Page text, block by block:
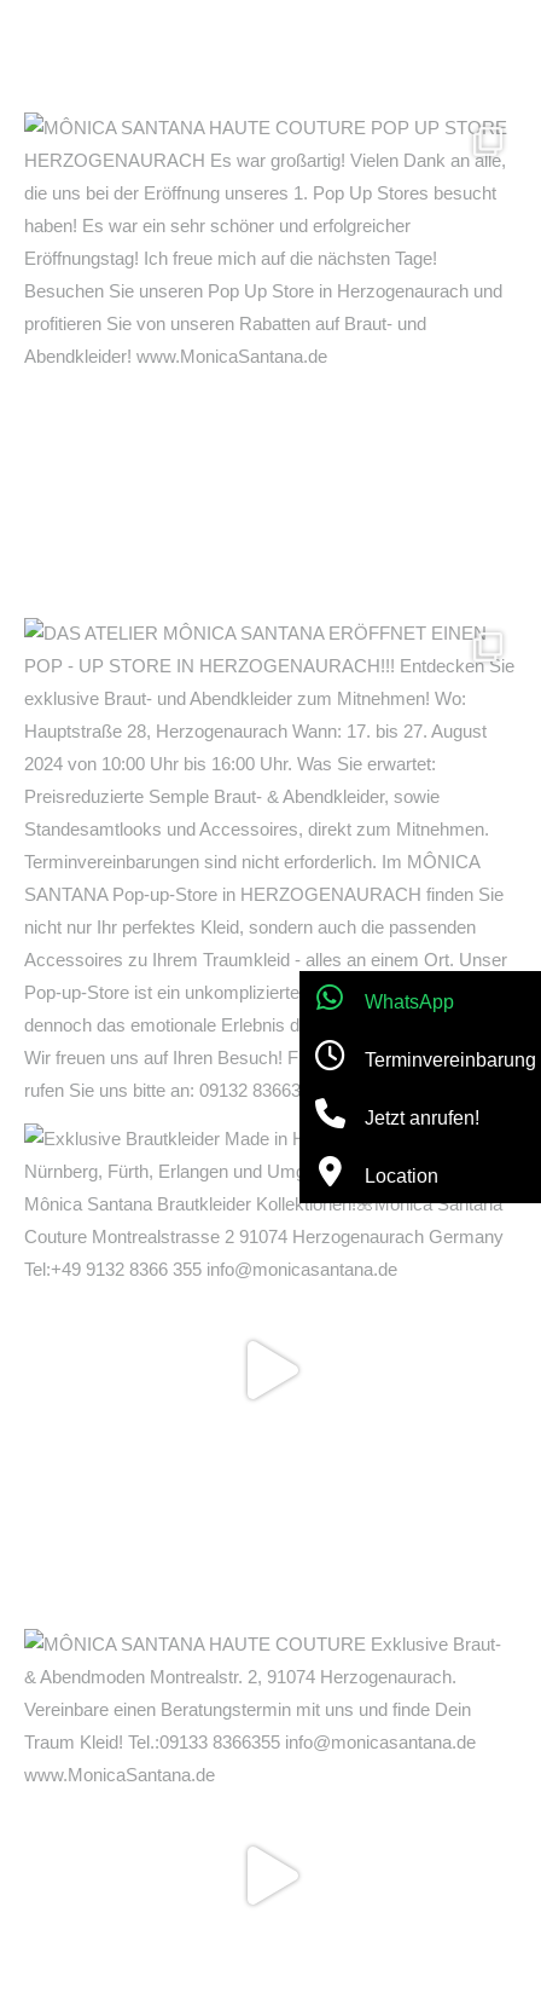
WhatsApp
Terminvereinbarung
Jetzt anrufen!
Location